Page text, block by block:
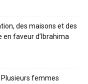
des maisons et des
en faveur d’Ibrahima
Plusieurs femmes